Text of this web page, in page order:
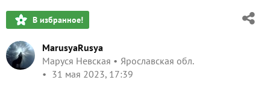
В избранное!
MarusyaRusya
Маруся Невская
Ярославская обл.
31 мая 2023, 17:39